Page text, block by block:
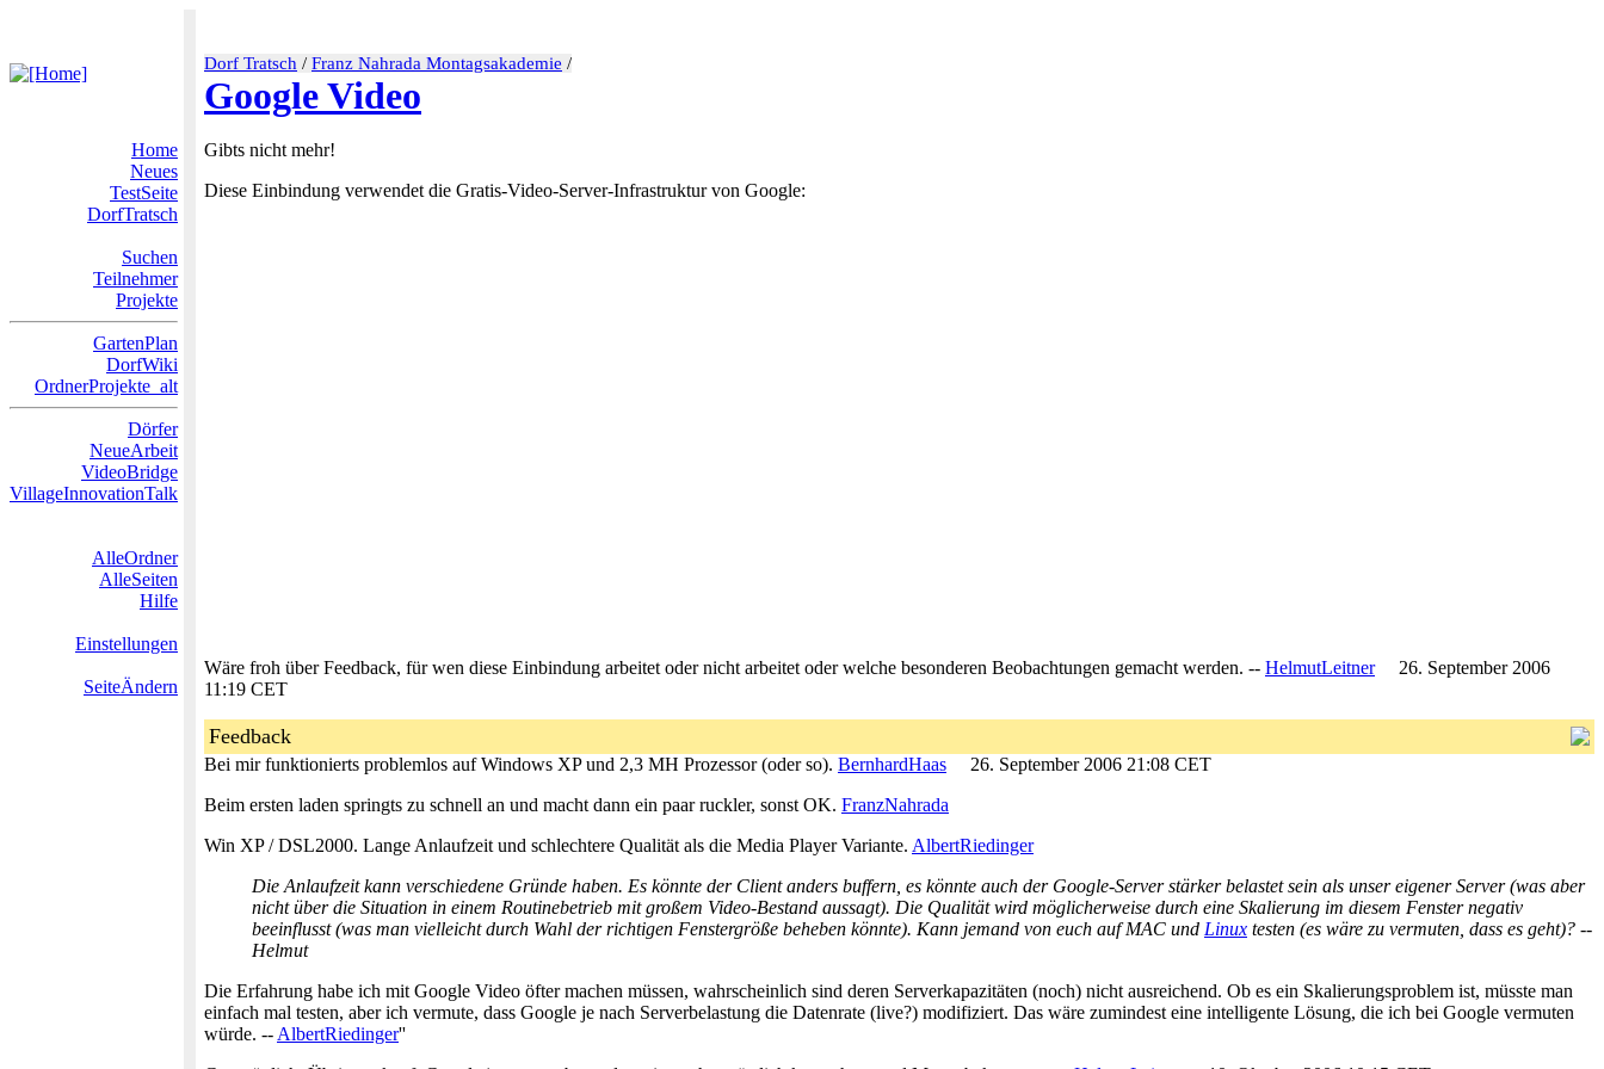
Dorf Tratsch / Franz Nahrada Montagsakademie /
Google Video
Home
Neues
TestSeite
DorfTratsch
Suchen
Teilnehmer
Projekte
GartenPlan
DorfWiki
OrdnerProjekte_alt
Dörfer
NeueArbeit
VideoBridge
VillageInnovationTalk
AlleOrdner
AlleSeiten
Hilfe
Einstellungen
SeiteÄndern
Gibts nicht mehr!
Diese Einbindung verwendet die Gratis-Video-Server-Infrastruktur von Google:
Wäre froh über Feedback, für wen diese Einbindung arbeitet oder nicht arbeitet oder welche besonderen Beobachtungen gemacht werden. -- HelmutLeitner
26. September 2006
11:19 CET
Feedback
Bei mir funktionierts problemlos auf Windows XP und 2,3 MH Prozessor (oder so). BernhardHaas
26. September 2006 21:08 CET
Beim ersten laden springts zu schnell an und macht dann ein paar ruckler, sonst OK. FranzNahrada
Win XP / DSL2000. Lange Anlaufzeit und schlechtere Qualität als die Media Player Variante. AlbertRiedinger
Die Anlaufzeit kann verschiedene Gründe haben. Es könnte der Client anders buffern, es könnte auch der Google-Server stärker belastet sein als unser eigener Server (was aber
nicht über die Situation in einem Routinebetrieb mit großem Video-Bestand aussagt). Die Qualität wird möglicherweise durch eine Skalierung im diesem Fenster negativ
beeinflusst (was man vielleicht durch Wahl der richtigen Fenstergröße beheben könnte). Kann jemand von euch auf MAC und Linux testen (es wäre zu vermuten, dass es geht)? --
Helmut
Die Erfahrung habe ich mit Google Video öfter machen müssen, wahrscheinlich sind deren Serverkapazitäten (noch) nicht ausreichend. Ob es ein Skalierungsproblem ist, müsste man
einfach mal testen, aber ich vermute, dass Google je nach Serverbelastung die Datenrate (live?) modifiziert. Das wäre zumindest eine intelligente Lösung, die ich bei Google vermuten
würde. -- AlbertRiedinger''